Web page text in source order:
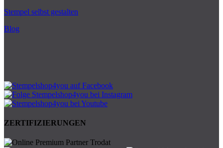
Stempel selbst gestalten
Blog
ZERTIFIZIERUNGEN